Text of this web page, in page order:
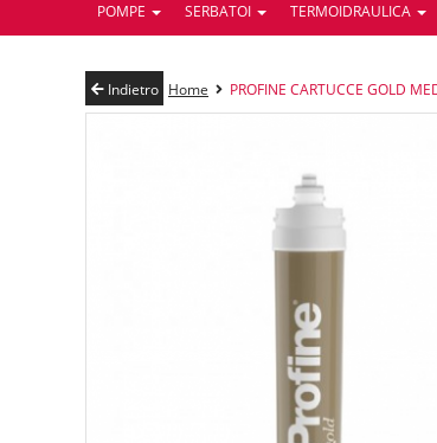
POMPE SERBATOI TERMOIDRAULICA
Indietro Home PROFINE CARTUCCE GOLD